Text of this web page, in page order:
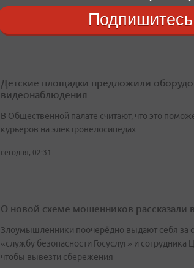
Детские площадки предложили
видеонаблюдения
В Общественной палате считают, что это
курьеров на электровелосипедах
сегодня, 02:31
О новой схеме мошенников рассказали
Злоумышленники поочерёдно выдают себя за
«службу безопасности Госуслуг» и сотрудника
чтобы вывезти сбережения